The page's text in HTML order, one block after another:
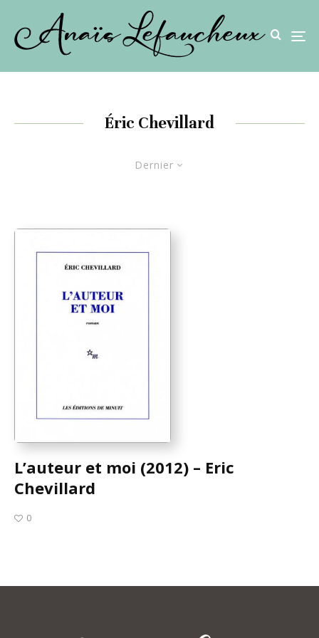
Éric Chevillard
Dernier
L’auteur et moi (2012) – Eric
Chevillard
0